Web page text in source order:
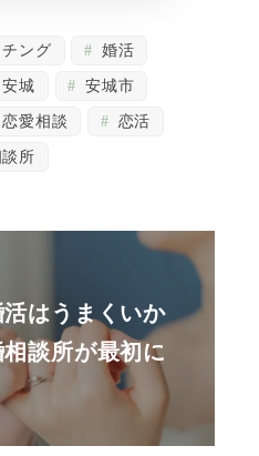
ング
婚活
安城
安城市
恋愛相談
恋活
所
はうまくいか
談所が最初に